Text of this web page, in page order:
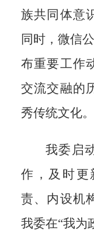
族共同体意
同时，微信
布重要工作
交流交融的
秀传统文化。
我委启
作，及时更
责、内设机
我委在“我为